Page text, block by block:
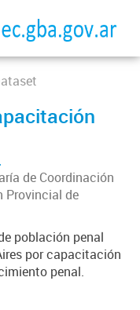
de Coordinación
Provincial de
población penal
por capacitación
penal.